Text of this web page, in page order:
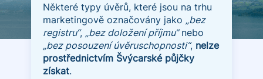
Některé typy úvěrů, které jsou na trhu
marketingově označovány jako „bez
registru“, „bez doložení příjmu“nebo
„bez posouzení úvěruschopnosti“, nelze
prostřednictvím Švýcarské půjčky
získat.